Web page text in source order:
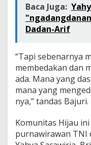
Baca Juga:
Dadan-Arif
“Tapi sebenarnya
membedakan dan
ada. Mana yang
mana yang
nya,” tandas Bajuri.
Komunitas Hijau
purnawirawan TNI